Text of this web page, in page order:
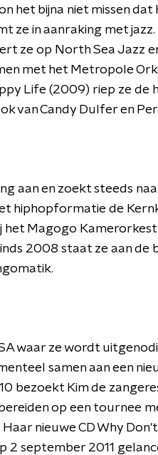
het bijna niet missen dat
ze in aanraking met
ze op North Sea Jazz
met het Metropole
Life (2009) riep ze de
van Candy Dulfer en
aan en zoekt steeds
hiphopformatie de
het Magogo
2008 staat ze aan de
waar ze wordt
samen aan een
bezoekt Kim de
op een tournee
nieuwe CD Why
2 september 2011